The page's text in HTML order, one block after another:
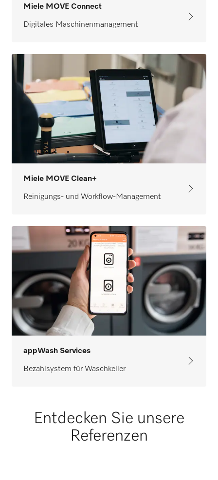
Miele MOVE Connect
Digitales Maschinenmanagement
Miele MOVE Clean+
Reinigungs- und Workflow-Management
appWash Services
Bezahlsystem für Waschkeller
Entdecken Sie unsere
Referenzen